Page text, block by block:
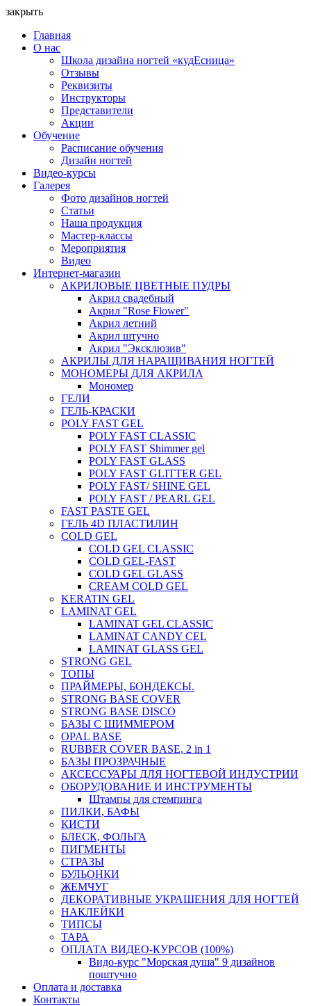
закрыть
Главная
О нас
Школа дизайна ногтей «кудЕсница»
Отзывы
Реквизиты
Инструкторы
Представители
Акции
Обучение
Расписание обучения
Дизайн ногтей
Видео-курсы
Галерея
Фото дизайнов ногтей
Статьи
Наша продукция
Мастер-классы
Мероприятия
Видео
Интернет-магазин
АКРИЛОВЫЕ ЦВЕТНЫЕ ПУДРЫ
Акрил свадебный
Акрил "Rose Flower"
Акрил летний
Акрил штучно
Акрил "Эксклюзив"
АКРИЛЫ ДЛЯ НАРАЩИВАНИЯ НОГТЕЙ
МОНОМЕРЫ ДЛЯ АКРИЛА
Мономер
ГЕЛИ
ГЕЛЬ-КРАСКИ
POLY FAST GEL
POLY FAST CLASSIC
POLY FAST Shimmer gel
POLY FAST GLASS
POLY FAST GLITTER GEL
POLY FAST/ SHINE GEL
POLY FAST / PEARL GEL
FAST PASTE GEL
ГЕЛЬ 4D ПЛАСТИЛИН
COLD GEL
COLD GEL CLASSIC
COLD GEL-FAST
COLD GEL GLASS
CREAM COLD GEL
KERATIN GEL
LAMINAT GEL
LAMINAT GEL CLASSIС
LAMINAT CANDY CEL
LAMINAT GLASS GEL
STRONG GEL
ТОПЫ
ПРАЙМЕРЫ, БОНДЕКСЫ.
STRONG BASE COVER
STRONG BASE DISCO
БАЗЫ С ШИММЕРОМ
OPAL BASE
RUBBER COVER BASE, 2 in 1
БАЗЫ ПРОЗРАЧНЫЕ
АКСЕССУАРЫ ДЛЯ НОГТЕВОЙ ИНДУСТРИИ
ОБОРУДОВАНИЕ И ИНСТРУМЕНТЫ
Штампы для стемпинга
ПИЛКИ, БАФЫ
КИСТИ
БЛЕСК, ФОЛЬГА
ПИГМЕНТЫ
СТРАЗЫ
БУЛЬОНКИ
ЖЕМЧУГ
ДЕКОРАТИВНЫЕ УКРАШЕНИЯ ДЛЯ НОГТЕЙ
НАКЛЕЙКИ
ТИПСЫ
ТАРА
ОПЛАТА ВИДЕО-КУРСОВ (100%)
Видо-курс "Морская душа" 9 дизайнов
поштучно
Оплата и доставка
Контакты